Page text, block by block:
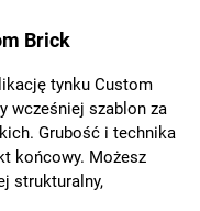
Brick
tynku Custom
wcześniej szablon za
Grubość i technika
końcowy. Możesz
strukturalny,